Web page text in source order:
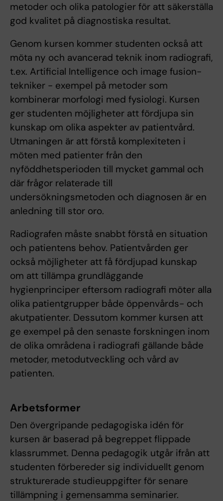
metoder och olika patologier för att säkerställa
god kvalitet på diagnostiska resultat.
Genom kursen kommer studenten också att
möta ny och avancerad teknik inom radiografi,
t.ex. Artificial Intelligence och image fusion-
tekniker - exempel på metoder som
kombinerar morfologi med fysiologi. Kursen
ger studenten möjligheter att fördjupa sin
kunskap om olika aspekter av patientvård.
Utmaningen är att förstå komplexiteten i
möten med patienter från den
nyföddhetsperioden till mycket gammal och
där frågor relaterade till
undersökningsmetoden och diagnosen är en
anledning till stor oro.
Radiografen måste snabbt förstå en situation
och patientens behov. Patientvården ger
också möjligheter att få fördjupad kunskap
om att tillämpa grundläggande
hygienprinciper eftersom radiografi möter alla
olika patientgrupper både öppenvårds- och
akutpatienter. Dessutom kommer kursen att
ge exempel på den senaste forskningen inom
de olika områdena i radiografi gällande både
metoder, metodutveckling och vård av
patienten.
Arbetsformer
Den övergripande pedagogiska idén för
kursen är baserad på begreppet flippade
klassrummet. Denna pedagogik utgår ifrån att
studenten förbereder sig individuellt genom
strukturerade studieuppgifter för senare
tillämpning i gemensamma seminarier.